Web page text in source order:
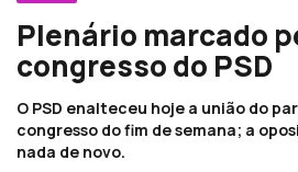
Plenário marcado
congresso do PSD
O PSD enalteceu hoje a união do
congresso do fim de semana; a
nada de novo.